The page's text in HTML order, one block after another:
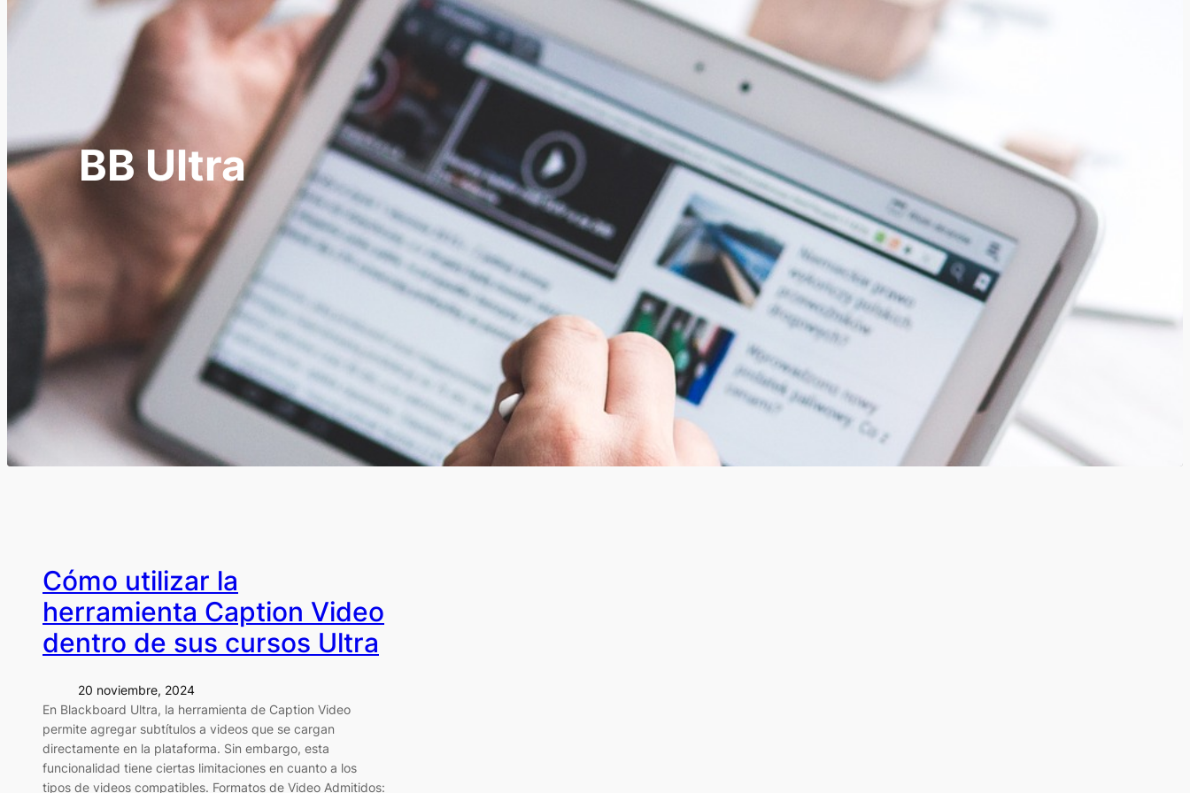
BB Ultra
Cómo utilizar la
herramienta Caption Video
dentro de sus cursos Ultra
20 noviembre, 2024
En Blackboard Ultra, la herramienta de Caption Video
permite agregar subtítulos a videos que se cargan
directamente en la plataforma. Sin embargo, esta
funcionalidad tiene ciertas limitaciones en cuanto a los
tipos de videos compatibles. Formatos de Video Admitidos: